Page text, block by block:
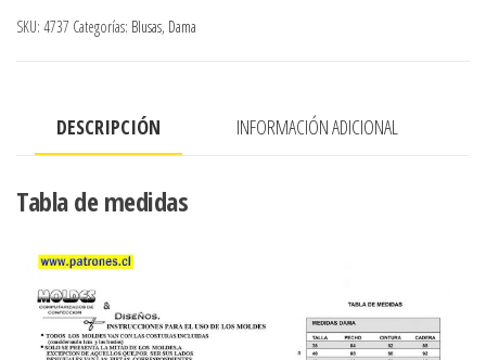
amplio
hombro
cantidad
SKU: 4737 Categorías: Blusas, Dama
DESCRIPCIÓN INFORMACIÓN ADICIONAL
Tabla de medidas